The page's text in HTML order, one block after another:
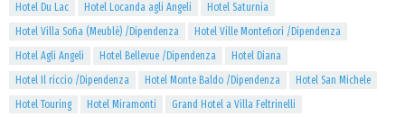
Hotel Du Lac
Hotel Locanda agli Angeli
Hotel Saturnia
Hotel Villa Sofia (Meublè) /Dipendenza
Hotel Ville Montefiori /Dipendenza
Hotel Agli Angeli
Hotel Bellevue /Dipendenza
Hotel Diana
Hotel Il riccio /Dipendenza
Hotel Monte Baldo /Dipendenza
Hotel San Michele
Hotel Touring
Hotel Miramonti
Grand Hotel a Villa Feltrinelli